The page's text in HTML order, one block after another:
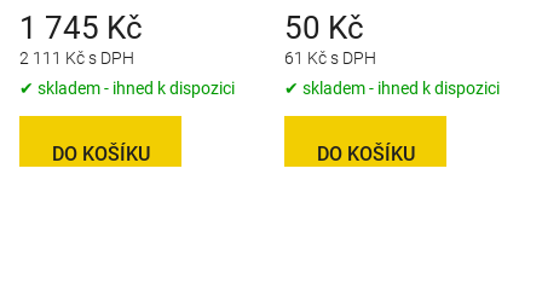
2 111 Kč s DPH
1 745 Kč
✔ skladem - ihned k dispozici
DO KOŠÍKU
61 Kč s DPH
50 Kč
✔ skladem - ihned k dispozici
DO KOŠÍKU